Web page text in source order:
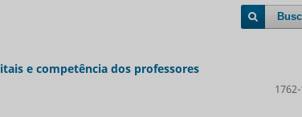
e competência dos professores